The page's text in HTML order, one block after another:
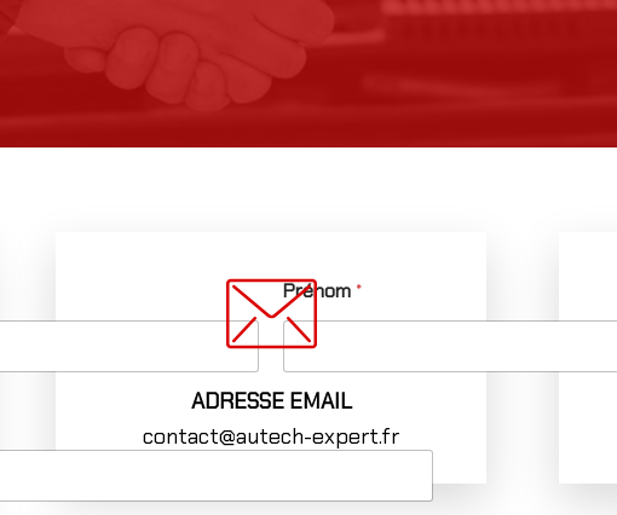
ADRESSE EMAIL
contact@autech-expert.fr
Prénom *